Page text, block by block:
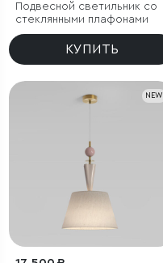
Подвесной светильник со
стеклянными плафонами
КУПИТЬ
NEW